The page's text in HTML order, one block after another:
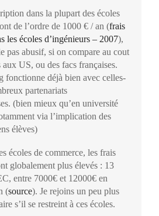
dans la plupart des écoles
de l’ordre de 1000 € / an (frais
les écoles d’ingénieurs – 2007),
pas abusif, si on compare au cout
US, ou des facs françaises.
fonctionne déjà bien avec celles-
partenariats
(bien mieux qu’en université
via l’implication des
élèves)
écoles de commerce, les frais
globalement plus élevés : 13
entre 7000€ et 12000€ en
(source). Je rejoins un peu plus
s’il se restreint à ces écoles.